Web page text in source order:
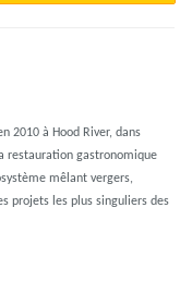
2010 à Hood River, dans
restauration gastronomique
mêlant vergers,
projets les plus singuliers des